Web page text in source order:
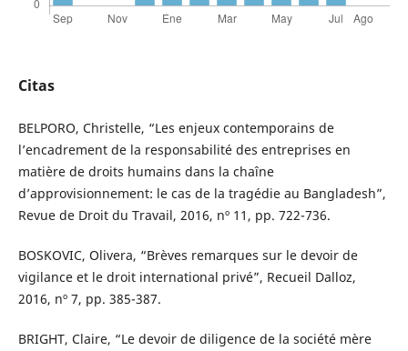
Citas
BELPORO, Christelle, “Les enjeux contemporains de
l’encadrement de la responsabilité des entreprises en
matière de droits humains dans la chaîne
d’approvisionnement: le cas de la tragédie au Bangladesh”,
Revue de Droit du Travail, 2016, nº 11, pp. 722-736.
BOSKOVIC, Olivera, “Brèves remarques sur le devoir de
vigilance et le droit international privé”, Recueil Dalloz,
2016, nº 7, pp. 385-387.
BRIGHT, Claire, “Le devoir de diligence de la société mère